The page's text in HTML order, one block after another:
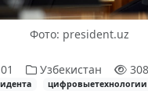
Фото: president.uz
Узбекистан
цифровыетехнологии